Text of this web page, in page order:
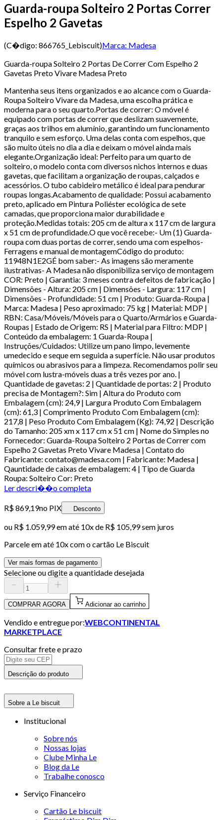
Guarda-roupa Solteiro 2 Portas Correr
Espelho 2 Gavetas
(C�digo: 866765_Lebiscuit)Marca: Madesa
Guarda-roupa Solteiro 2 Portas De Correr Com Espelho 2
Gavetas Preto Vivare Madesa Preto
Mantenha seus itens organizados e ao alcance com o Guarda-
Roupa Solteiro Vivare da Madesa, uma escolha prática e
moderna para o seu quarto.Portas de correr: O móvel é
equipado com portas de correr que deslizam suavemente,
graças aos trilhos em alumínio, garantindo um funcionamento
tranquilo e sem esforço. Uma delas conta com espelhos, que
são muito úteis no dia a dia e deixam o móvel ainda mais
elegante.Organização ideal: Perfeito para um quarto de
solteiro, o modelo conta com diversos nichos internos e duas
gavetas, que facilitam a organização de roupas, calçados e
acessórios. O tubo cabideiro metálico é ideal para pendurar
roupas longas.Acabamento de qualidade: Possui acabamento
preto, aplicado em Pintura Poliéster ecológica de sete
camadas, que proporciona maior durabilidade e
proteção.Medidas totais: 205 cm de altura x 117 cm de largura
x 51 cm de profundidade.O que você recebe:- Um (1) Guarda-
roupa com duas portas de correr, sendo uma com espelhos-
Ferragens e manual de montagemCódigo do produto:
11948N1E2GÉ bom saber:- As imagens são meramente
ilustrativas- A Madesa não disponibiliza serviço de montagem
COR: Preto | Garantia: 3 meses contra defeitos de fabricação |
Dimensões - Altura: 205 cm | Dimensões - Largura: 117 cm |
Dimensões - Profundidade: 51 cm | Produto: Guarda-Roupa |
Marca: Madesa | Peso aproximado: 75 kg | Material: MDP |
RBN: Casa/Móveis/Móveis para o Quarto/Armários e Guarda-
Roupas | Estado de Origem: RS | Material para Filtro: MDP |
Conteúdo da embalagem: 1 Guarda-Roupa |
Instruções/Cuidados: Utilize um pano limpo, levemente
umedecido e seque em seguida a superfície. Não usar produtos
químicos ou abrasivos para a limpeza. Recomendamos polir seu
móvel com lustra-móveis duas a três vezes por ano. |
Quantidade de gavetas: 2 | Quantidade de portas: 2 | Produto
precisa de Montagem?: Sim | Altura do Produto com
Embalagem (cm): 24,9 | Largura Produto Com Embalagem
(cm): 61,3 | Comprimento Produto Com Embalagem (cm):
217,8 | Peso Produto Com Embalagem (Kg): 74,92 | Descrição
do Tamanho: 205 xm x 117 cm x 51 cm | Nome do Simples no
Fornecedor: Guarda-Roupa Solteiro 2 Portas de Correr com
Espelho 2 Gavetas Preto Vivare Madesa | Contato do
Fabricante: contato@madesa.com | Fabricante: Madesa |
Qauntidade de caixas de embalagem: 4 | Tipo de Guarda
Roupa: Solteiro Cor: Preto
Ler descri��o completa
R$ 869,19no PIX Desconto
ou R$ 1.059,99em até 10x de R$ 105,99 sem juros
Parcele em até 10x com o cartão Le Biscuit
Ver mais formas de pagamento
Selecione ou digite a quantidade desejada
COMPRAR AGORA Adicionar ao carrinho
Vendido e entregue por:WEBCONTINENTAL
MARKETPLACE
Consultar frete e prazo
Descrição do produto
Sobre a Le biscuit
Institucional
Sobre nós
Nossas lojas
Clube Minha Le
Blog da Le
Trabalhe conosco
Serviço Financeiro
Cartão Le biscuit